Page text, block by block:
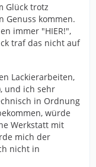
Glück trotz
Genuss kommen.
immer "HIER!",
traf das nicht auf
Lackierarbeiten,
und ich sehr
in Ordnung
würde
Werkstatt mit
mich der
nicht in